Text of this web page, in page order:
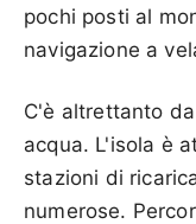
pochi posti al
navigazione a
C'è altrettanto
acqua. L'isola è
stazioni di
numerose.